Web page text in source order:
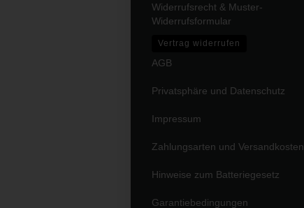
Widerrufsrecht & Muster-
Widerrufsformular
Vertrag widerrufen
AGB
Privatsphäre und Datenschutz
Impressum
Zahlungsarten und Versandkosten
Hinweise zum Batteriegesetz
Garantiebedingungen